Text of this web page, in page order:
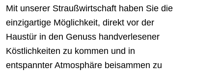
Mit unserer Straußwirtschaft haben Sie die
einzigartige Möglichkeit, direkt vor der
Haustür in den Genuss handverlesener
Köstlichkeiten zu kommen und in
entspannter Atmosphäre beisammen zu